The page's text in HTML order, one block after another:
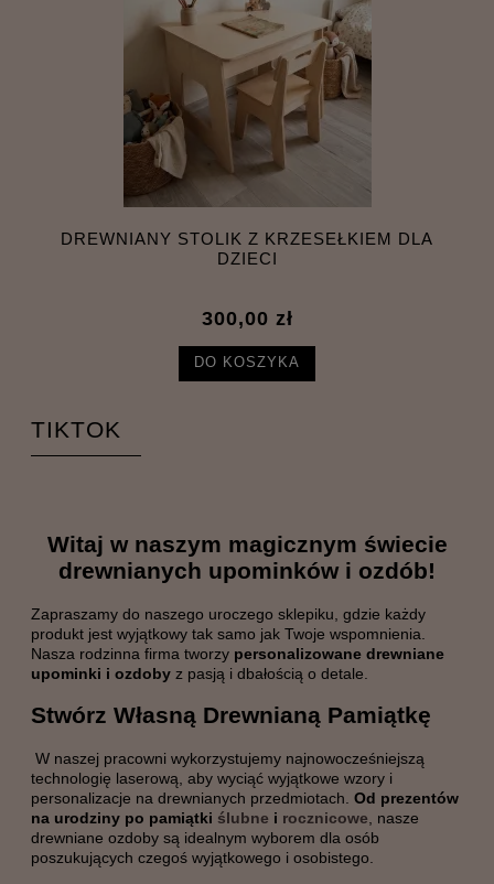
DREWNIANY STOLIK Z KRZESEŁKIEM DLA
DZIECI
300,00 zł
DO KOSZYKA
TIKTOK
Witaj w naszym magicznym świecie
drewnianych upominków i ozdób!
Zapraszamy do naszego uroczego sklepiku, gdzie każdy
produkt jest wyjątkowy tak samo jak Twoje wspomnienia.
Nasza rodzinna firma tworzy personalizowane drewniane
upominki i ozdoby z pasją i dbałością o detale.
Stwórz Własną Drewnianą Pamiątkę
W naszej pracowni wykorzystujemy najnowocześniejszą
technologię laserową, aby wyciąć wyjątkowe wzory i
personalizacje na drewnianych przedmiotach. Od prezentów
na urodziny po pamiątki ślubne i rocznicowe , nasze
drewniane ozdoby są idealnym wyborem dla osób
poszukujących czegoś wyjątkowego i osobistego.